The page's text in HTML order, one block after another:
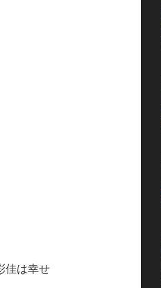
佳は幸せ